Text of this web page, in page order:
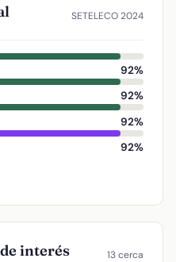
SETELECO 2024
92%
92%
92%
92%
interés 13 cerca